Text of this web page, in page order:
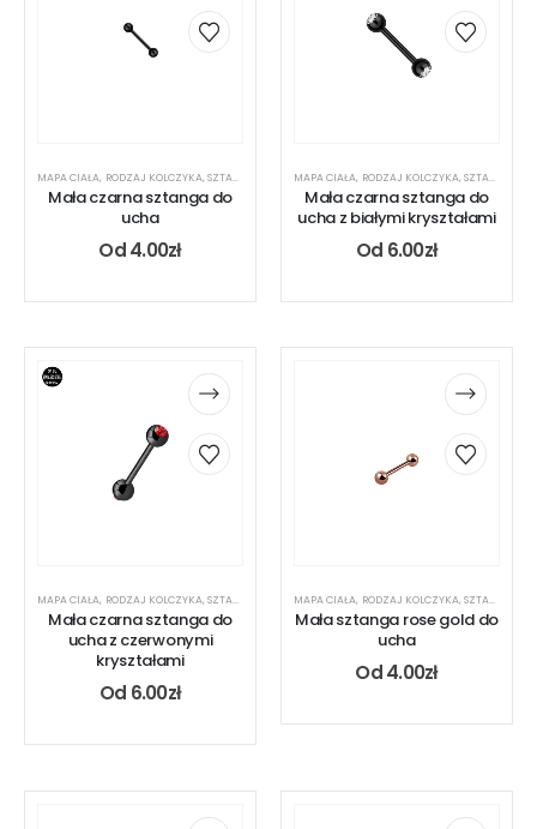
MAPA CIAŁA, RODZAJ KOLCZYKA,SZTANGA
Mała czarna sztanga do
ucha
Od4.00zł
MAPA CIAŁA, RODZAJ KOLCZYKA,SZTANGA
Mała czarna sztanga do
ucha z białymi kryształami
Od 6.00zł
MAPA CIAŁA, RODZAJ KOLCZYKA,SZTANGA
Mała czarna sztanga do
ucha z czerwonymi
kryształami
Od 6.00zł
MAPA CIAŁA, RODZAJ KOLCZYKA,SZTANGA
Mała sztanga rose gold do
ucha
Od4.00zł